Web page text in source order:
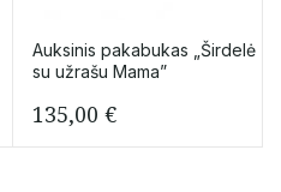
Auksinis pakabukas „Širdelė
su užrašu Mama”
135,00 €